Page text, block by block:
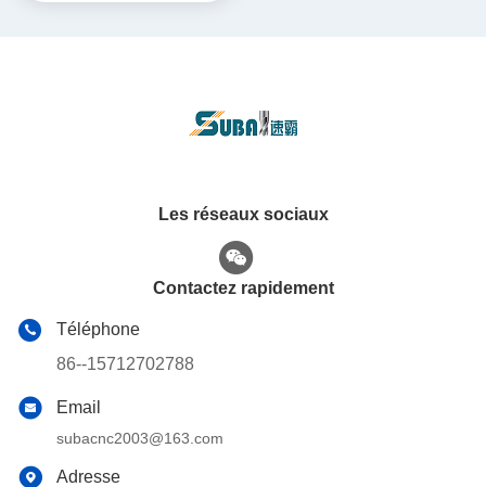
Les réseaux sociaux
Contactez rapidement
Téléphone
86--15712702788
Email
subacnc2003@163.com
Adresse